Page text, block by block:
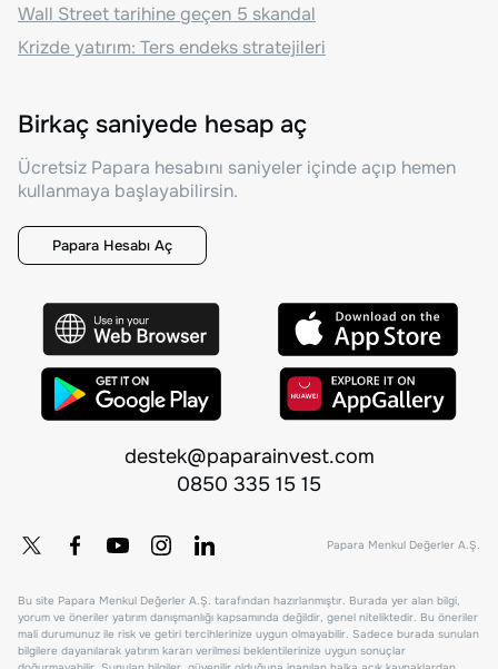
Wall Street tarihine geçen 5 skandal
Krizde yatırım: Ters endeks stratejileri
Birkaç saniyede hesap aç
Ücretsiz Papara hesabını saniyeler içinde açıp hemen
kullanmaya başlayabilirsin.
Papara Hesabı Aç
destek@paparainvest.com
0850 335 15 15
Papara Menkul Değerler A.Ş.
Bu site Papara Menkul Değerler A.Ş. tarafından hazırlanmıştır. Burada yer alan bilgi,
yorum ve öneriler yatırım danışmanlığı kapsamında değildir, genel niteliktedir. Bu öneriler
mali durumunuz ile risk ve getiri tercihlerinize uygun olmayabilir. Sadece burada sunulan
bilgilere dayanılarak yatırım kararı verilmesi beklentilerinize uygun sonuçlar